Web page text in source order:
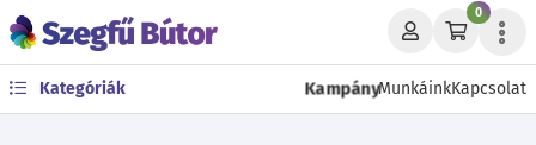
0
Kategóriák KampányMunkáinkKapcsolat